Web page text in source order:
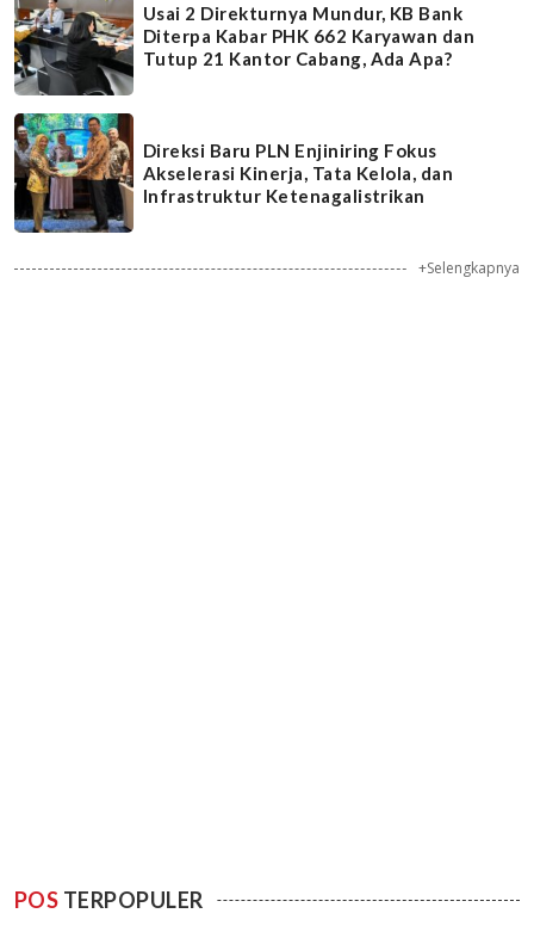
Usai 2 Direkturnya Mundur, KB Bank
Diterpa Kabar PHK 662 Karyawan dan
Tutup 21 Kantor Cabang, Ada Apa?
Direksi Baru PLN Enjiniring Fokus
Akselerasi Kinerja, Tata Kelola, dan
Infrastruktur Ketenagalistrikan
+Selengkapnya
POS TERPOPULER